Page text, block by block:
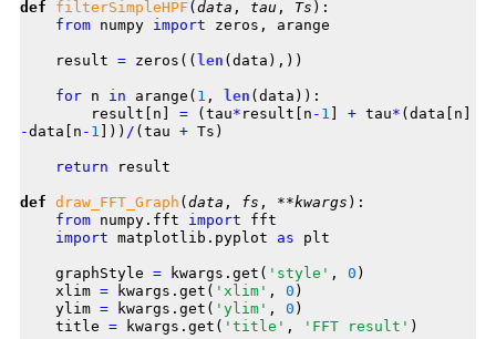
def filterSimpleHPF ( data , tau , Ts ):
from numpy import zeros, arange
    result
= zeros(( len (data),))
for n in arange( 1 , len (data)):
        result[n]
= (tau* result[n - 1 + tau* (data[n]
-data[n - 1 ])) / (tau + Ts)
return result
def draw_FFT_Graph ( data , fs , **kwargs ):
from numpy.fft import fft
import matplotlib.pyplot as plt
    graphStyle
= kwargs.get( 'style' , 0 )
    xlim
= kwargs.get( 'xlim' , 0 )
    ylim
= kwargs.get( 'ylim' , 0 )
    title
= kwargs.get( 'title' , 'FFT result' )